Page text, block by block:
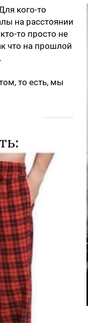
кого-то
на расстоянии
то просто не
что на прошлой
.
то есть, мы